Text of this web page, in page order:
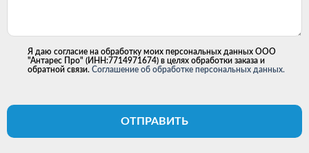
Я даю согласие на обработку моих персональных данных ООО
"Антарес Про" (ИНН:7714971674) в целях обработки заказа и
обратной связи. Соглашение об обработке персональных данных.
ОТПРАВИТЬ